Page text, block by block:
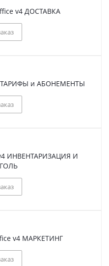
v4 ДОСТАВКА
ТАРИФЫ и АБОНЕМЕНТЫ
ИНВЕНТАРИЗАЦИЯ И
v4 МАРКЕТИНГ